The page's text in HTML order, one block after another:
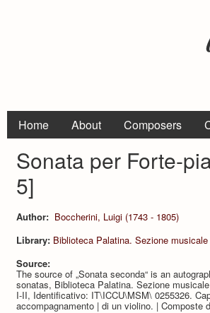
Home About Composers
Sonata per Forte-
5]
Author: Boccherini, Luigi (1743 - 1805)
Library: Biblioteca Palatina. Sezione
Source:
The source of „Sonata seconda“ is an
sonatas, Biblioteca Palatina. Sezione
I-II, Identificativo: IT\ICCU\MSM\ 0255326.
accompagnamento | di un violino. | Composte